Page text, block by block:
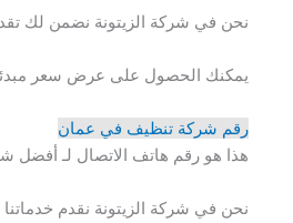
نحن في شركة الزيتونة نضمن لك
يمكنك الحصول على عرض سعر
رقم شركة تنظيف في عمان
هذا هو رقم هاتف الاتصال لـ
نحن في شركة الزيتونة نقدم